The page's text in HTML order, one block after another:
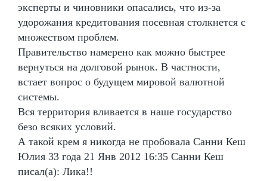
эксперты и чиновники опасались, что из-за
удорожания кредитования посевная столкнется с
множеством проблем.
Правительство намерено как можно быстрее
вернуться на долговой рынок. В частности,
встает вопрос о будущем мировой валютной
системы.
Вся территория вливается в наше государство
безо всяких условий.
А такой крем я никогда не пробовала Санни Кеш
Юлия 33 года 21 Янв 2012 16:35 Санни Кеш
писал(а): Лика!!